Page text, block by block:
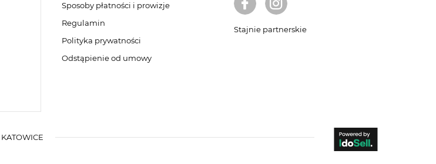
Sposoby płatności i prowizje
Regulamin
Polityka prywatności
Odstąpienie od umowy
Stajnie partnerskie
KATOWICE